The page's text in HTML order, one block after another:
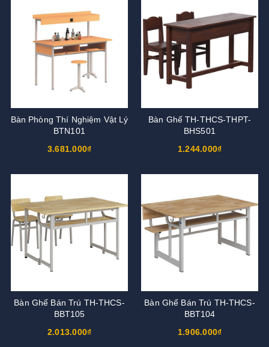
Bàn Phòng Thí Nghiệm Vật Lý
BTN101
3.681.000₫
Bàn Ghế TH-THCS-THPT-
BHS501
1.244.000₫
Bàn Ghế Bán Trú TH-THCS-
BBT105
2.013.000₫
Bàn Ghế Bán Trú TH-THCS-
BBT104
1.906.000₫